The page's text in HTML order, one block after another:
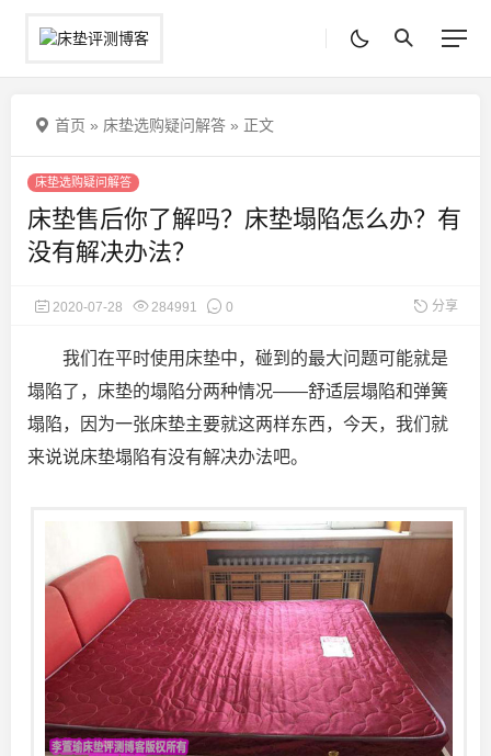
首页 » 床垫选购疑问解答 » 正文
床垫选购疑问解答
床垫售后你了解吗？床垫塌陷怎么办？有
没有解决办法？
2020-07-28 284991 0 分享
我们在平时使用床垫中，碰到的最大问题可能就是
塌陷了，床垫的塌陷分两种情况——舒适层塌陷和弹簧
塌陷，因为一张床垫主要就这两样东西，今天，我们就
来说说床垫塌陷有没有解决办法吧。